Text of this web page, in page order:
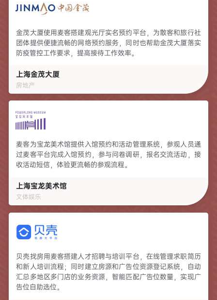
金茂大厦使用麦客搭建观光厅实名预约平台，为散客和旅行社
团体提供便捷流畅的网络预约服务，同时也帮助金茂大厦落实
防疫管控工作要求，提高接待工作效率。
上海金茂大厦
房地产
麦客为宝龙美术馆提供入馆预约和活动管理系统，参观人员通
过麦客平台完成入馆预约，参与问卷调研，报名交流活动，接
收活动短信，体验更流畅的参观流程。
上海宝龙美术馆
文体娱乐
贝壳找房用麦客搭建人才招聘与培训平台，在线管理求职简历
和新人培训流程；同时建立房源和广告位资源登记系统，自动
汇总多地区多门店的业务资源，智能匹配广告位数量，实现广
告位自助选位。